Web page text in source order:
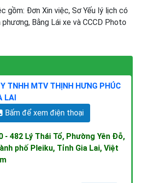
gồm: Đơn Xin việc, Sơ Yếu lý lịch có
Bằng Lái xe và CCCD Photo
TNHH MTV THỊNH HƯNG PHÚC
LAI
Bấm để xem điện thoại
- 482 Lý Thái Tổ, Phường Yên Đỗ,
phố Pleiku, Tỉnh Gia Lai, Việt